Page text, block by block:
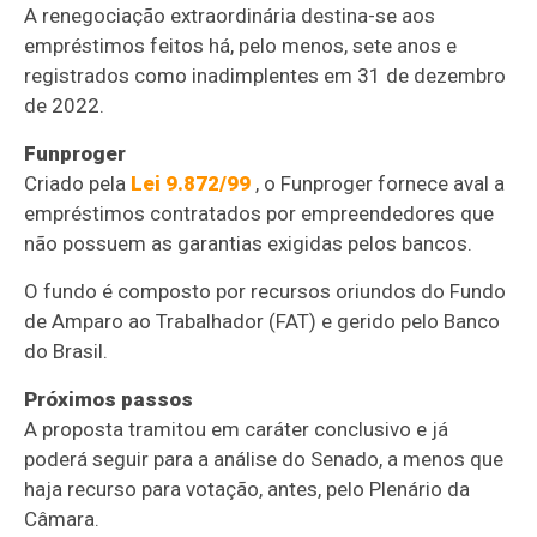
A renegociação extraordinária destina-se aos
empréstimos feitos há, pelo menos, sete anos e
registrados como inadimplentes em 31 de dezembro
de 2022.
Funproger
Criado pela Lei 9.872/99 , o Funproger fornece aval a
empréstimos contratados por empreendedores que
não possuem as garantias exigidas pelos bancos.
O fundo é composto por recursos oriundos do Fundo
de Amparo ao Trabalhador (FAT) e gerido pelo Banco
do Brasil.
Próximos passos
A proposta tramitou em caráter conclusivo e já
poderá seguir para a análise do Senado, a menos que
haja recurso para votação, antes, pelo Plenário da
Câmara.